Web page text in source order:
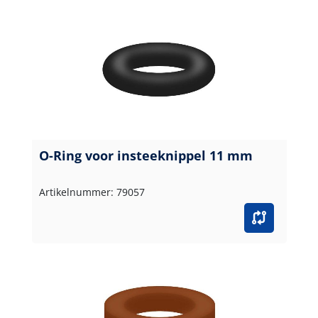
O-Ring voor insteeknippel 11 mm
Artikelnummer: 79057